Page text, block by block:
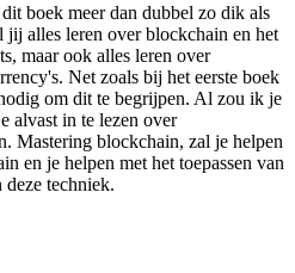
boek meer dan dubbel zo dik als
alles leren over blockchain en het
maar ook alles leren over
Net zoals bij het eerste boek
om dit te begrijpen. Al zou ik je
alvast in te lezen over
Mastering blockchain, zal je helpen
en je helpen met het toepassen van
techniek.